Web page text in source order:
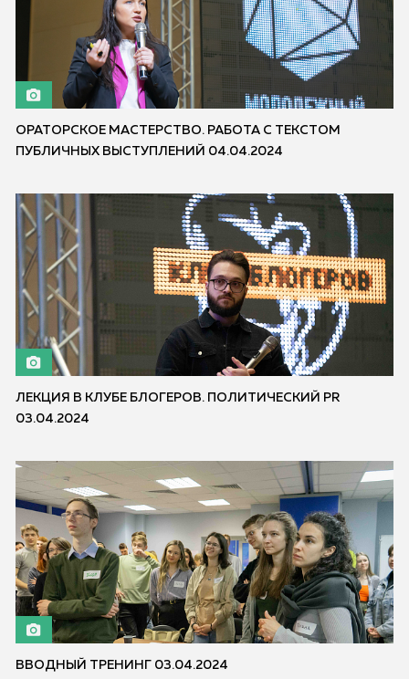
ОРАТОРСКОЕ МАСТЕРСТВО. РАБОТА С ТЕКСТОМ
ПУБЛИЧНЫХ ВЫСТУПЛЕНИЙ 04.04.2024
ЛЕКЦИЯ В КЛУБЕ БЛОГЕРОВ. ПОЛИТИЧЕСКИЙ PR
03.04.2024
ВВОДНЫЙ ТРЕНИНГ 03.04.2024